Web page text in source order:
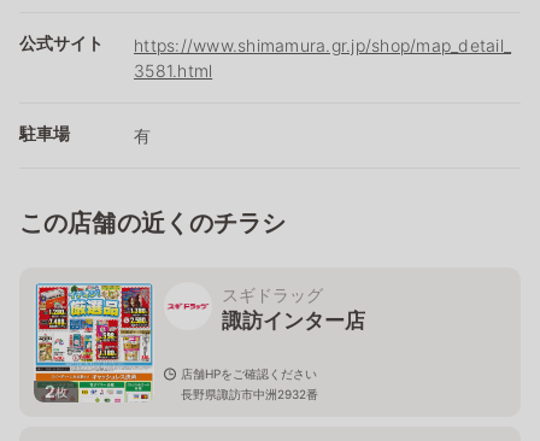
公式サイト
https://www.shimamura.gr.jp/shop/map_detail_
3581.html
駐車場 有
この店舗の近くのチラシ
2枚
スギドラッグ
諏訪インター店
店舗HPをご確認ください
長野県諏訪市中洲2932番